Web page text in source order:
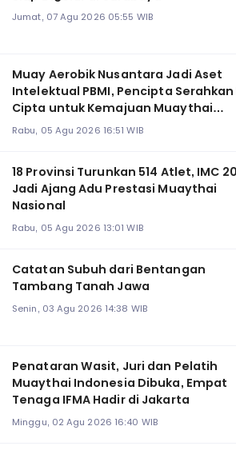
Jumat, 07 Agu 2026 05:55 WIB
Muay Aerobik Nusantara Jadi Aset
Intelektual PBMI, Pencipta Serahkan
Cipta untuk Kemajuan Muaythai
Indonesia
Rabu, 05 Agu 2026 16:51 WIB
18 Provinsi Turunkan 514 Atlet, IMC
Jadi Ajang Adu Prestasi Muaythai
Nasional
Rabu, 05 Agu 2026 13:01 WIB
Catatan Subuh dari Bentangan
Tambang Tanah Jawa
Senin, 03 Agu 2026 14:38 WIB
Penataran Wasit, Juri dan Pelatih
Muaythai Indonesia Dibuka, Empat
Tenaga IFMA Hadir di Jakarta
Minggu, 02 Agu 2026 16:40 WIB